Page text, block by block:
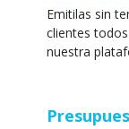
Emitilas sin
clientes
nuestra